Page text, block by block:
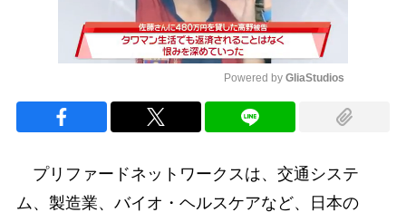
Powered by GliaStudios
プリファードネットワークスは、交通システ
ム、製造業、バイオ・ヘルスケアなど、日本の